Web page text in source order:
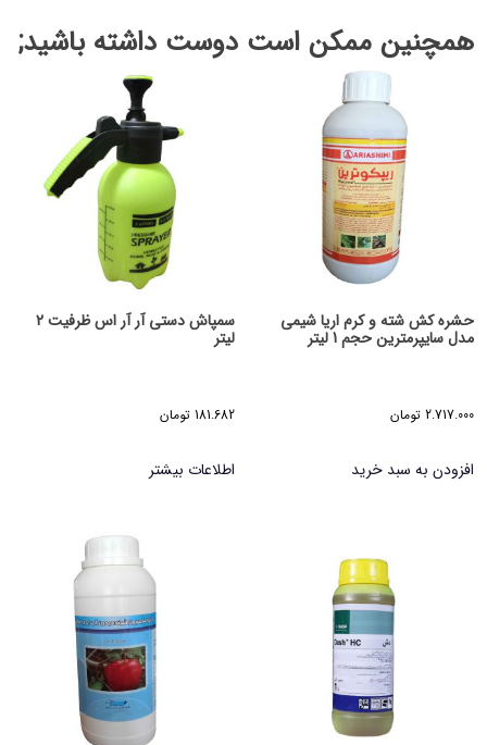
همچنین ممکن است دوست داشته باشید;
حشره کش شته و کرم اریا شیمی
مدل سایپرمترین حجم 1 لیتر
2.717.000 تومان
افزودن به سبد خرید
سمپاش دستی آر آر اس ظرفیت 2
لیتر
181.682 تومان
اطلاعات بیشتر